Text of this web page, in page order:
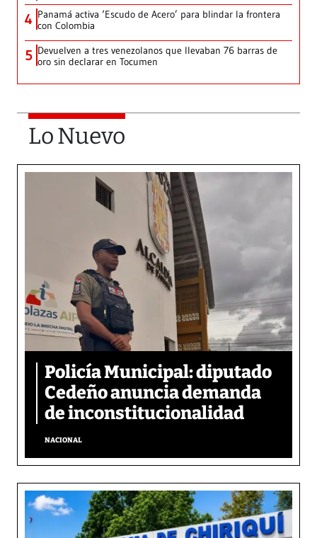
4 Panamá activa ‘Escudo de Acero’ para blindar la frontera
con Colombia
5 Devuelven a tres venezolanos que llevaban 76 barras de
oro sin declarar en Tocumen
Lo Nuevo
Policía Municipal: diputado
Cedeño anuncia demanda
de inconstitucionalidad
NACIONAL